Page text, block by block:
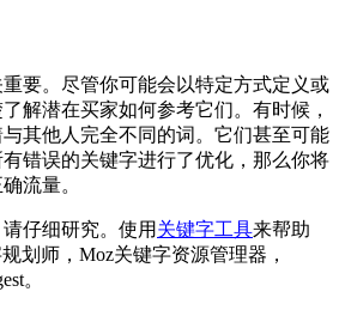
要。尽管你可能会以特定方式定义或
解潜在买家如何参考它们。有时候，
其他人完全不同的词。它们甚至可能
错误的关键字进行了优化，那么你将
流量。
仔细研究。使用 关键字工具来帮助
划师，Moz关键字资源管理器，
。